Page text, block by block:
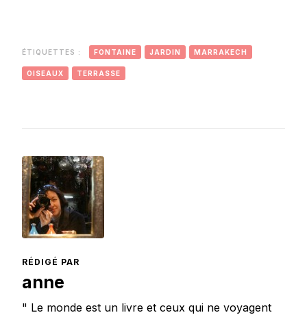
ÉTIQUETTES : FONTAINE JARDIN MARRAKECH
OISEAUX TERRASSE
RÉDIGÉ PAR
anne
" Le monde est un livre et ceux qui ne voyagent